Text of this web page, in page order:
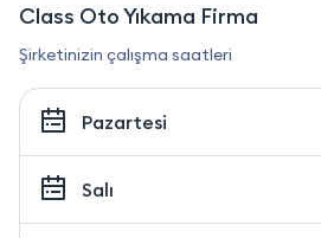
Class Oto Yıkama Firma
Şirketinizin çalışma saatleri
Pazartesi
Salı